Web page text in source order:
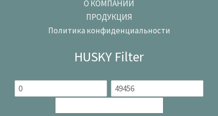
О КОМПАНИИ
ПРОДУКЦИЯ
Политика конфиденциальности
HUSKY Filter